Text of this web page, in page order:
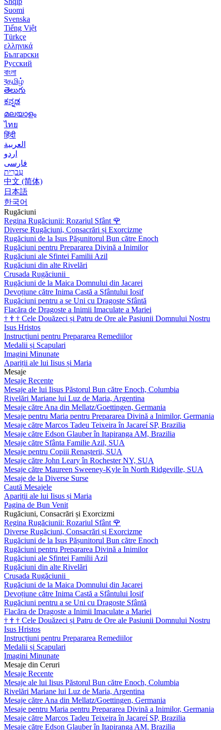
Suomi
Svenska
Tiếng Việt
Türkçe
ελληνικά
Български
Русский
বাংলা
বதமிழ்
తెలుగు
ಕನ್ನಡ
മലയാളം
ไทย
हिंदी
العربية
اردو
فارسی
עִברִית
中文 (简体)
日本語
한국어
Rugăciuni
Regina Rugăciunii: Rozariul Sfânt 🌹
Diverse Rugăciuni, Consacrări și Exorcizme
Rugăciuni de la Isus Pășunitorul Bun către Enoch
Rugăciuni pentru Prepararea Divină a Inimilor
Rugăciuni ale Sfintei Familii Azil
Rugăciuni din alte Rivelări
Crusada Rugăciunii
Rugăciuni de la Maica Domnului din Jacarei
Devoțiune către Inima Castă a Sfântului Iosif
Rugăciuni pentru a se Uni cu Dragoste Sfântă
Flacăra de Dragoste a Inimii Imaculate a Mariei
† † † Cele Douăzeci și Patru de Ore ale Pasiunii Domnului Nostru
Isus Hristos
Instrucțiuni pentru Prepararea Remediilor
Medalii și Scapulari
Imagini Minunate
Apariții ale lui Iisus și Maria
Mesaje
Mesaje Recente
Mesaje ale lui Iisus Păstorul Bun către Enoch, Columbia
Rivelări Mariane lui Luz de Maria, Argentina
Mesaje către Ana din Mellatz/Goettingen, Germania
Mesaje pentru Maria pentru Prepararea Divină a Inimilor, Germania
Mesaje către Marcos Tadeu Teixeira în Jacareí SP, Brazilia
Mesaje către Edson Glauber în Itapiranga AM, Brazilia
Mesaje către Sfânta Familie Azil, SUA
Mesaje pentru Copiii Renașterii, SUA
Mesaje către John Leary în Rochester NY, SUA
Mesaje către Maureen Sweeney-Kyle în North Ridgeville, SUA
Mesaje de la Diverse Surse
Caută Mesajele
Apariții ale lui Iisus și Maria
Pagina de Bun Venit
Rugăciuni, Consacrări și Exorcizmi
Regina Rugăciunii: Rozariul Sfânt 🌹
Diverse Rugăciuni, Consacrări și Exorcizme
Rugăciuni de la Isus Pășunitorul Bun către Enoch
Rugăciuni pentru Prepararea Divină a Inimilor
Rugăciuni ale Sfintei Familii Azil
Rugăciuni din alte Rivelări
Crusada Rugăciunii
Rugăciuni de la Maica Domnului din Jacarei
Devoțiune către Inima Castă a Sfântului Iosif
Rugăciuni pentru a se Uni cu Dragoste Sfântă
Flacăra de Dragoste a Inimii Imaculate a Mariei
† † † Cele Douăzeci și Patru de Ore ale Pasiunii Domnului Nostru
Isus Hristos
Instrucțiuni pentru Prepararea Remediilor
Medalii și Scapulari
Imagini Minunate
Mesaje din Ceruri
Mesaje Recente
Mesaje ale lui Iisus Păstorul Bun către Enoch, Columbia
Rivelări Mariane lui Luz de Maria, Argentina
Mesaje către Ana din Mellatz/Goettingen, Germania
Mesaje pentru Maria pentru Prepararea Divină a Inimilor, Germania
Mesaje către Marcos Tadeu Teixeira în Jacareí SP, Brazilia
Mesaje către Edson Glauber în Itapiranga AM, Brazilia